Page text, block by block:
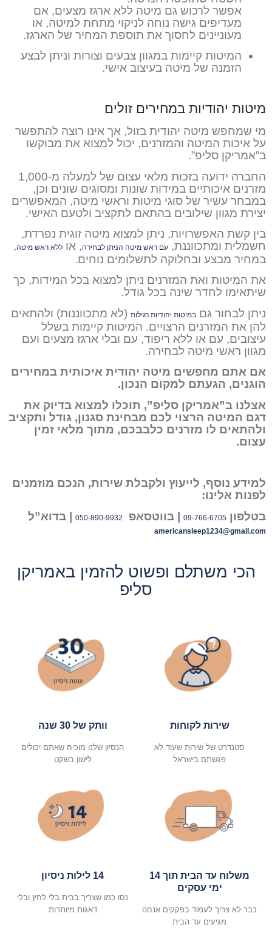
אפשר לרכוש גם מיטה ללא ארגז מצעים, אם
מעדיפים גישה נוחה לניקוי מתחת למיטה, או
מעוניינים לחסוך את תוספת המחיר של הארגז.
המיטות קיימות במגוון צבעים וצורות וניתן לבצע
הזמנה של מיטה בעיצוב אישי.
מיטות יהודיות במחירים זולים
מי שמחפש מיטה יהודית בזול, אך אינו רוצה להתפשר
על איכות המיטה והמזרנים, יכול למצוא את מבוקשו
ב”אמריקן סליפ”.
החברה ידועה בזכות מלאי עצום של למעלה מ-1,000
מזרנים איכותיים במידות שונות ומסוגים שונים וכן,
במבחר עשיר של סוגי מיטות וראשי מיטה, המאפשרים
יצירת מגוון שילובים בהתאם לתקציב ולטעם האישי.
בין קשת האפשרויות, ניתן למצוא מיטה זוגית נפרדת,
חשמלית ומתכווננת, עם ראש מיטה הניתן לבחירה, או ללא ראש מיטה,
במחיר מבצע ובחלוקה לתשלומים נוחים.
את המיטות ואת המזרנים ניתן למצוא בכל המידות, כך
שיתאימו לחדר שינה בכל גודל.
ניתן לבחור גם במיטות יהודיות רגילות (לא מתכווננות) ולהתאים
להן את המזרנים הרצויים. המיטות קיימות בשלל
עיצובים, עם או ללא ריפוד, עם ובלי ארגז מצעים ועם
מגוון ראשי מיטה לבחירה.
אם אתם מחפשים מיטה יהודית איכותית במחירים
הוגנים, הגעתם למקום הנכון.
אצלנו ב”אמריקן סליפ”, תוכלו למצוא בדיוק את
דגם המיטה הרצוי לכם מבחינת סגנון, גודל ותקציב
ולהתאים לו מזרנים כלבבכם, מתוך מלאי זמין
עצום.
למידע נוסף, לייעוץ ולקבלת שירות, הנכם מוזמנים
לפנות אלינו:
בטלפון 09-766-6705 | בווטסאפ 050-890-9932 | בדוא”ל
americansleep1234@gmail.com
הכי משתלם ופשוט להזמין באמריקן
סליפ
שירות לקוחות
סטנדרט של שירות שעוד לא
פגשתם בישראל
וותק של 30 שנה
הנסיון שלנו מוכיח שאתם יכולים
לישון בשקט
משלוח עד הבית תוך 14
ימי עסקים
כבר לא צריך לעמוד בפקקים אנחנו
מגיעים עד הבית
14 לילות ניסיון
נסו כמו שצריך בבית בלי לחץ ובלי
דאגות מיותרות